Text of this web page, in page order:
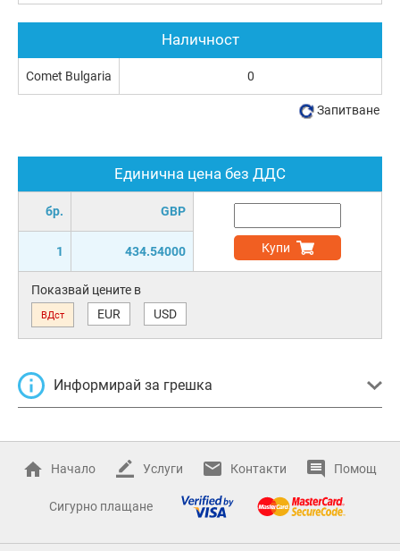
Единична цена без ДДС
бр. GBP
1 434.54000 Купи
Показвай цените в
ВДст EUR USD
Информирай за грешка
Наличност
Comet Bulgaria 0
Запитване
Начало Услуги Контакти Помощ
Сигурно плащане